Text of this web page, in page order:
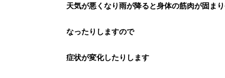
天気が悪くなり雨が降ると身体の筋肉が固ま
なったりしますので
症状が変化したりします